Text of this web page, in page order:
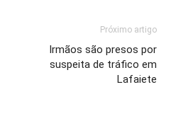
Próximo artigo
Irmãos são presos por
suspeita de tráfico em
Lafaiete